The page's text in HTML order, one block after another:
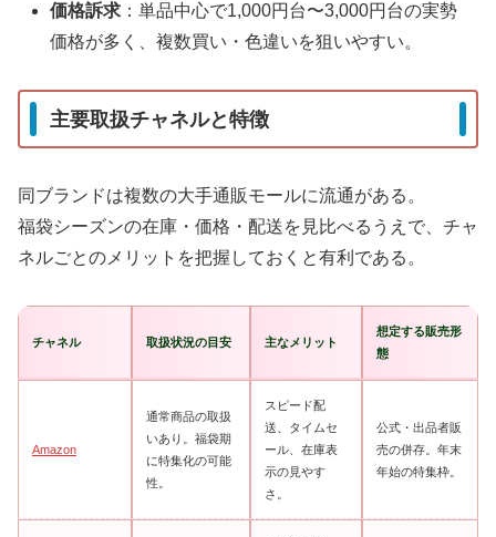
価格訴求 ：単品中心で1,000円台〜3,000円台の実勢
価格が多く、複数買い・色違いを狙いやすい。
主要取扱チャネルと特徴
同ブランドは複数の大手通販モールに流通がある。
福袋シーズンの在庫・価格・配送を見比べるうえで、チャ
ネルごとのメリットを把握しておくと有利である。
チャネル 取扱状況の目安 主なメリット
想定する販売形
態
Amazon
通常商品の取扱
いあり。福袋期
に特集化の可能
性。
スピード配
送、タイムセ
ール、在庫表
示の見やす
さ。
公式・出品者販
売の併存。年末
年始の特集枠。